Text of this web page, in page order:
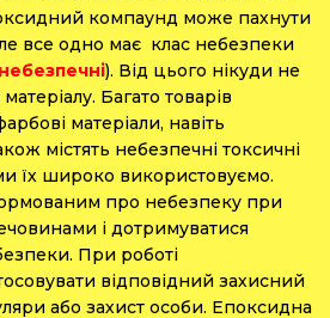
компаунд може пахнути
все одно має клас небезпеки
). Від цього нікуди не
Багато товарів
матеріали, навіть
містять небезпечні токсичні
їх широко використовуємо.
про небезпеку при
і дотримуватися
При роботі
відповідний захисний
або захист особи. Епоксидна